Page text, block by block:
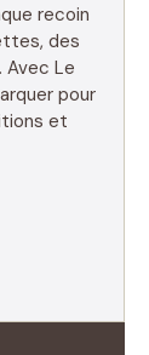
recoin
des
Le
pour
et